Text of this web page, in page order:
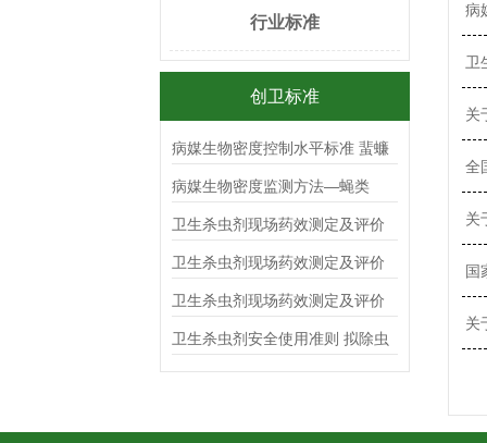
行业标准
创卫标准
病媒生物密度控制水平标准 蜚蠊
病媒生物密度监测方法—蝇类
卫生杀虫剂现场药效测定及评价
杀蟑毒（胶）饵
卫生杀虫剂现场药效测定及评价
气雾剂
卫生杀虫剂现场药效测定及评价
喷射剂
卫生杀虫剂安全使用准则 拟除虫
菊酯类
病
卫
关
全
关
国
关